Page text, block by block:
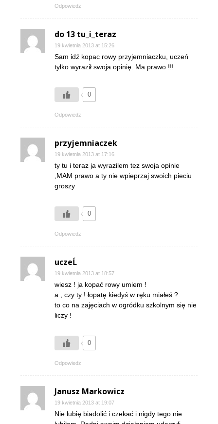
Odpowiedz
do 13 tu_i_teraz
19 kwietnia 2013 at 15:26
Sam idź kopac rowy przyjemniaczku, uczeń
tylko wyraził swoja opinię. Ma prawo !!!
0
Odpowiedz
przyjemniaczek
19 kwietnia 2013 at 17:16
ty tu i teraz ja wyrazilem tez swoja opinie
,MAM prawo a ty nie wpieprzaj swoich pieciu
groszy
0
Odpowiedz
uczeĹ
19 kwietnia 2013 at 18:57
wiesz ! ja kopać rowy umiem !
a , czy ty ! łopatę kiedyś w ręku miałeś ?
to co na zajęciach w ogródku szkolnym się nie
liczy !
0
Odpowiedz
Janusz Markowicz
19 kwietnia 2013 at 19:07
Nie lubię biadolić i czekać i nigdy tego nie